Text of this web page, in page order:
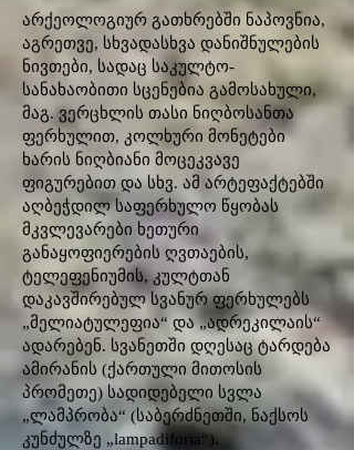
არქეოლოგიურ გათხრებში ნაპოვნია,
აგრეთვე, სხვადასხვა დანიშნულების
ნივთები, სადაც საკულტო-
სანახაობითი სცენებია გამოსახული,
მაგ. ვერცხლის თასი ნიღბოსანთა
ფერხულით, კოლხური მონეტები
ხარის ნიღბიანი მოცეკვავე
ფიგურებით და სხვ. ამ არტეფაქტებში
აღბეჭდილ საფერხულო წყობას
მკვლევარები ხეთური
განაყოფიერების ღვთაების,
ტელეფენიუმის, კულტთან
დაკავშირებულ სვანურ ფერხულებს
„მელიატულეფია“ და „ადრეკილაის“
ადარებენ. სვანეთში დღესაც ტარდება
ამირანის (ქართული მითოსის
პრომეთე) სადიდებელი სვლა
„ლამპრობა“ (საბერძნეთში, ნაქსოს
კუნძულზე „lampadiforia“).